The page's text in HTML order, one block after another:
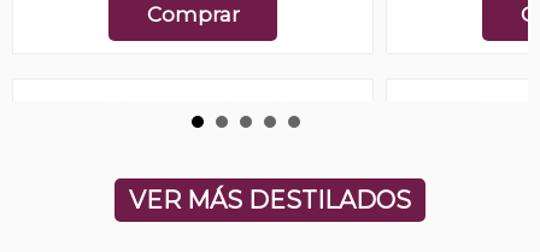
Comprar
VER MÁS DESTILADOS